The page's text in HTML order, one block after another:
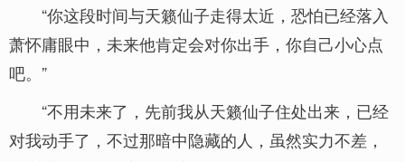
“你这段时间与天籁仙子走得太近，恐怕已经落入
萧怀庸眼中，未来他肯定会对你出手，你自己小心点
吧。”
“不用未来了，先前我从天籁仙子住处出来，已经
对我动手了，不过那暗中隐藏的人，虽然实力不差，